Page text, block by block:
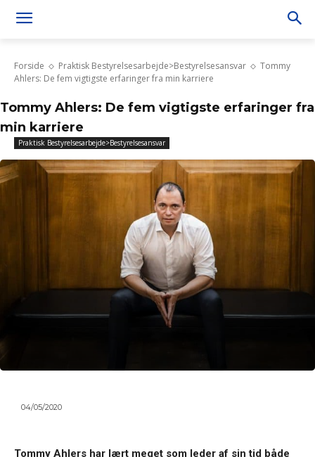
Forside Praktisk Bestyrelsesarbejde>Bestyrelsesansvar
Tommy
Ahlers: De fem vigtigste erfaringer fra min karriere
Tommy Ahlers: De fem vigtigste erfaringer fra
min karriere
Praktisk Bestyrelsesarbejde>Bestyrelsesansvar
04/05/2020
Tommy Ahlers har lært meget som leder af sin tid både